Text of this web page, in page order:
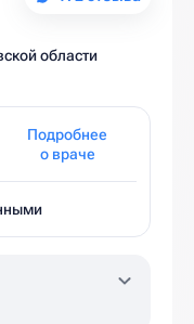
области
Подробнее
о враче